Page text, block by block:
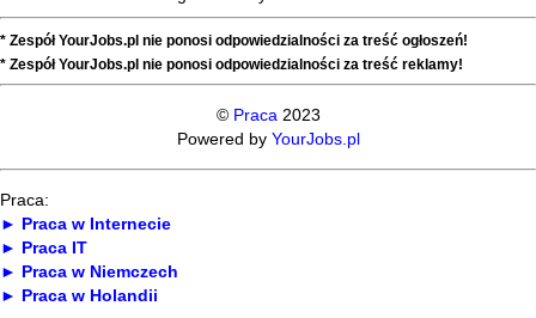
* Zespół YourJobs.pl nie ponosi odpowiedzialności za treść ogłoszeń!
* Zespół YourJobs.pl nie ponosi odpowiedzialności za treść reklamy!
© Praca2023
Powered by YourJobs.pl
Praca:
► Praca w Internecie
► Praca IT
► Praca w Niemczech
► Praca w Holandii